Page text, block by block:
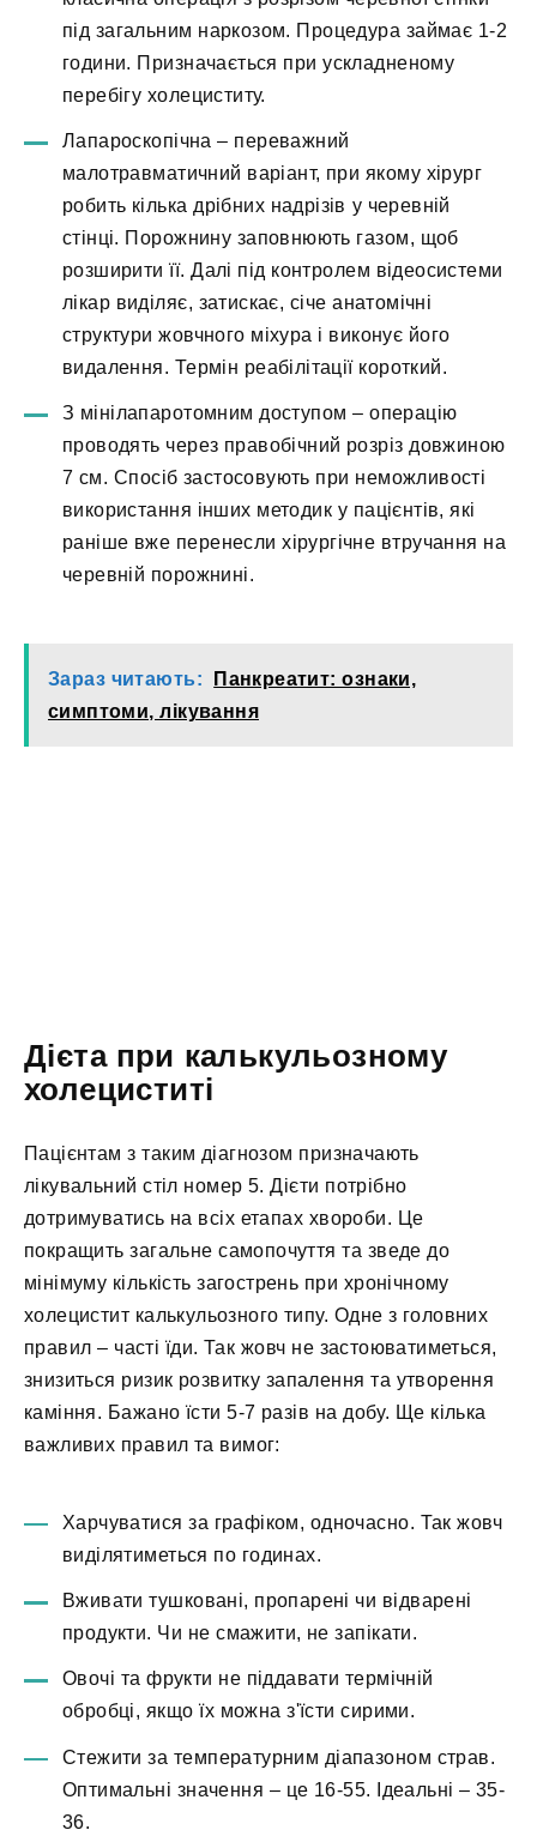
під загальним наркозом. Процедура займає 1-2
години. Призначається при ускладненому
перебігу холециститу.
Лапароскопічна – переважний
малотравматичний варіант, при якому хірург
робить кілька дрібних надрізів у черевній
стінці. Порожнину заповнюють газом, щоб
розширити її. Далі під контролем відеосистеми
лікар виділяє, затискає, січе анатомічні
структури жовчного міхура і виконує його
видалення. Термін реабілітації короткий.
З мінілапаротомним доступом – операцію
проводять через правобічний розріз довжиною
7 см. Спосіб застосовують при неможливості
використання інших методик у пацієнтів, які
раніше вже перенесли хірургічне втручання на
черевній порожнині.
Зараз читають:
Панкреатит: ознаки,
симптоми, лікування
Дієта при калькульозному
холециститі
Пацієнтам з таким діагнозом призначають
лікувальний стіл номер 5. Дієти потрібно
дотримуватись на всіх етапах хвороби. Це
покращить загальне самопочуття та зведе до
мінімуму кількість загострень при хронічному
холецистит калькульозного типу. Одне з головних
правил – часті їди. Так жовч не застоюватиметься,
знизиться ризик розвитку запалення та утворення
каміння. Бажано їсти 5-7 разів на добу. Ще кілька
важливих правил та вимог:
Харчуватися за графіком, одночасно. Так жовч
виділятиметься по годинах.
Вживати тушковані, пропарені чи відварені
продукти. Чи не смажити, не запікати.
Овочі та фрукти не піддавати термічній
обробці, якщо їх можна з'їсти сирими.
Стежити за температурним діапазоном страв.
Оптимальні значення – це 16-55. Ідеальні – 35-
36.